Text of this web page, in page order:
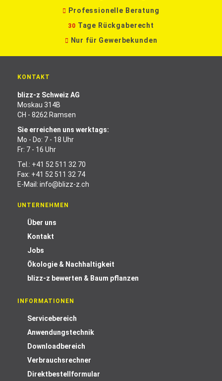
Professionelle Beratung
30 Tage Rückgaberecht
Nur für Gewerbekunden
KONTAKT
blizz-z Schweiz AG
Moskau 314B
CH - 8262 Ramsen
Sie erreichen uns werktags:
Mo - Do: 7 - 18 Uhr
Fr: 7 - 16 Uhr
Tel.: +41 52 511 32 70
Fax: +41 52 511 32 74
E-Mail: info@blizz-z.ch
UNTERNEHMEN
Über uns
Kontakt
Jobs
Ökologie & Nachhaltigkeit
blizz-z bewerten & Baum pflanzen
INFORMATIONEN
Servicebereich
Anwendungstechnik
Downloadbereich
Verbrauchsrechner
Direktbestellformular